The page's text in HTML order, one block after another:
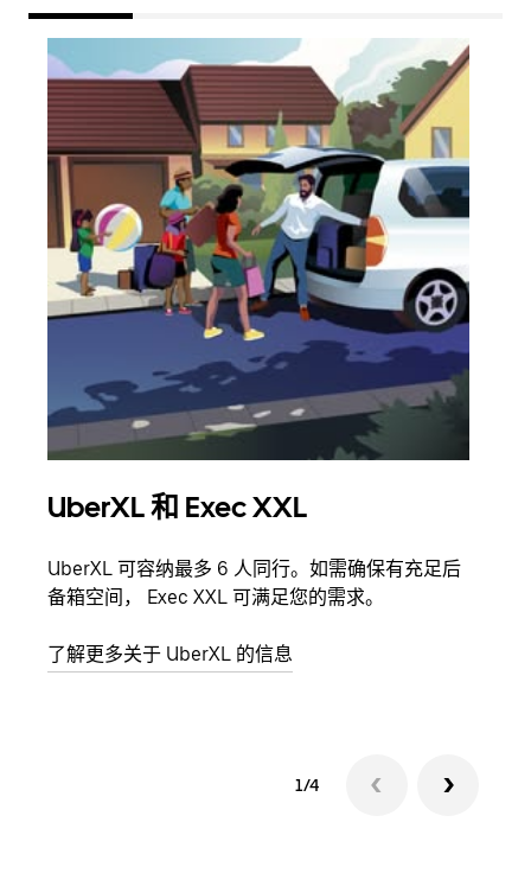
UberXL 和 Exec XXL
UberXL 可容纳最多 6 人同行。如需确保有充足后
备箱空间， Exec XXL 可满足您的需求。
了解更多关于 UberXL 的信息
1/4